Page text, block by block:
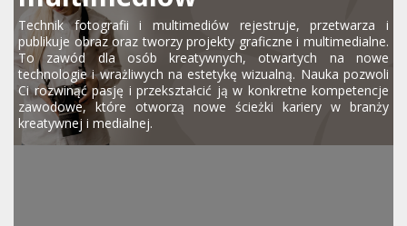
Technik fotografii i multimediów rejestruje, przetwarza i
publikuje obraz oraz tworzy projekty graficzne i multimedialne.
To zawód dla osób kreatywnych, otwartych na nowe
technologie i wrażliwych na estetykę wizualną. Nauka pozwoli
Ci rozwinąć pasję i przekształcić ją w konkretne kompetencje
zawodowe, które otworzą nowe ścieżki kariery w branży
kreatywnej i medialnej.